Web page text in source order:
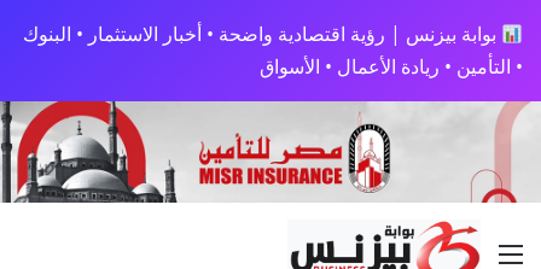
بوابة بيزنس | رؤية اقتصادية واضحة • أخبار الاستثمار • البنوك
• التأمين • ريادة الأعمال • الأسواق
القائمة